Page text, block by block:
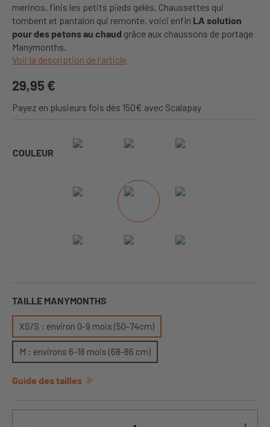
merinos, finis les petits pieds gelés. Chaussettes qui
tombent et pantalon qui remonte, voici enfin LA solution
pour des petons au chaud grâce aux chaussons de portage
Manymonths.
Voir la description de l'article
29,95 €
Payez en plusieurs fois dès 150€ avec Scalapay
COULEUR
TAILLE MANYMONTHS
XS/S : environ 0-9 mois (50-74cm)
M : environs 6-18 mois (68-86 cm)
Guide des tailles